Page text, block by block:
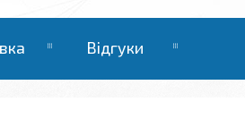
Відгуки